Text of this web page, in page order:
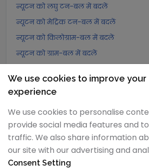
न्यूटन को लघु टन-बल में बदलें
न्यूटन को मेट्रिक टन-बल में बदलें
न्यूटन को किलोग्राम-बल में बदलें
न्यूटन को ग्राम-बल में बदलें
न्यूटन को किलोपोंड में बदलें
न्यूटन को औंस-बल में बदलें
डेसीन्यूटनरूपांतरण
We use cookies to improve your
experience
We use cookies to personalise
provide social media features and
traffic. We also share information
our site with our advertising and
Consent Setting